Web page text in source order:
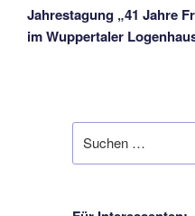
Jahrestagung „41 Jahre
im Wuppertaler